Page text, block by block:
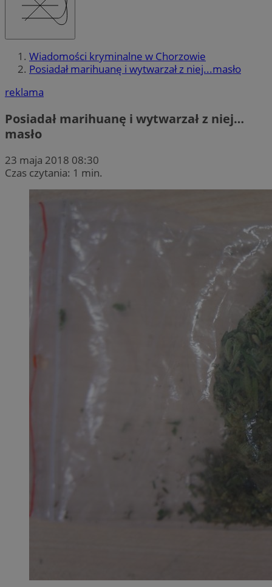
Wiadomości kryminalne w Chorzowie
Posiadał marihuanę i wytwarzał z niej...masło
reklama
Posiadał marihuanę i wytwarzał z niej…
masło
23 maja 2018 08:30
Czas czytania: 1 min.